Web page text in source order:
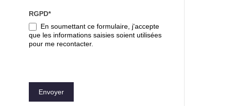
RGPD*
En soumettant ce formulaire, j'accepte
que les informations saisies soient utilisées
pour me recontacter.
Envoyer